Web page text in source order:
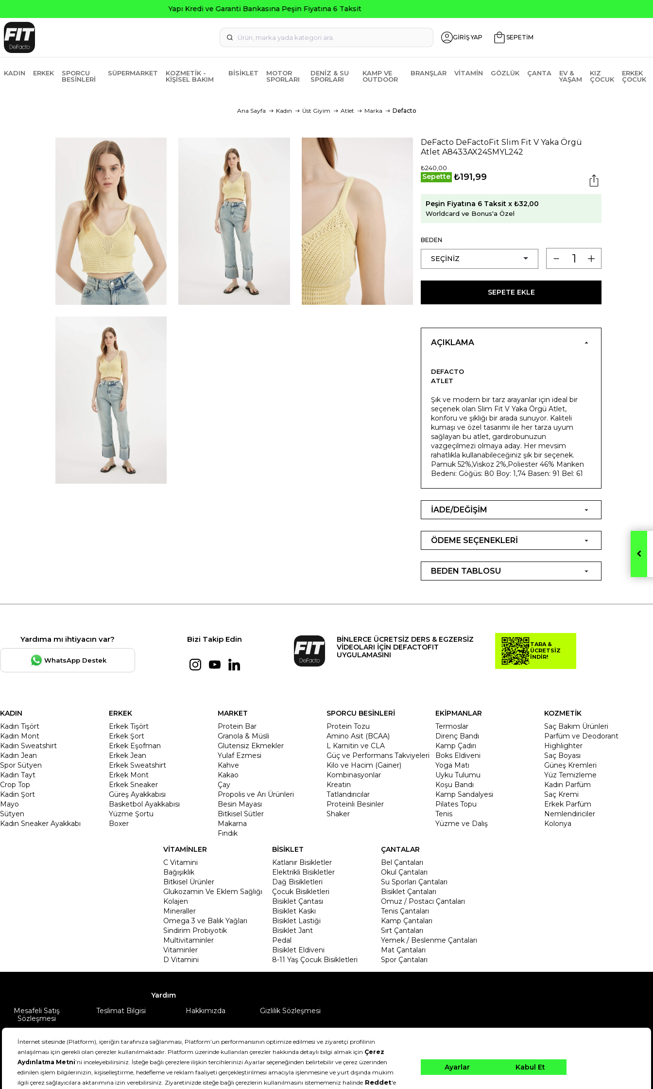
Seçili Ürünlerde ₺2000 Üzeri ₺200 İndirim Kodu: AGUSTOS200
GİRİŞ YAP SEPETİM
KADIN ERKEK
SPORCU
BESINLERI
SÜPERMARKET
KOZMETIK -
KIŞISEL BAKIM
BISIKLET
MOTOR
SPORLARI
DENIZ & SU
SPORLARI
KAMP VE
OUTDOOR
BRANŞLAR VITAMIN GÖZLÜK ÇANTA
EV &
YAŞAM
KIZ
ÇOCUK
ERKEK
ÇOCUK
Ana Sayfa Kadın Üst Giyim Atlet Marka Defacto
DeFacto DeFactoFit Slim Fit V Yaka Örgü
Atlet A8433AX24SMYL242
₺240,00
Sepette ₺191,99
Peşin Fiyatına 6 Taksit x ₺32,00
Worldcard ve Bonus'a Özel
BEDEN
SEPETE EKLE
AÇIKLAMA
DEFACTO
ATLET
Şık ve modern bir tarz arayanlar için ideal bir
seçenek olan Slim Fit V Yaka Örgü Atlet,
konforu ve şıklığı bir arada sunuyor. Kaliteli
kumaşı ve özel tasarımı ile her tarza uyum
sağlayan bu atlet, gardırobunuzun
vazgeçilmezi olmaya aday. Her mevsim
rahatlıkla kullanabileceğiniz şık bir seçenek.
Pamuk 52%,Viskoz 2%,Poliester 46% Manken
Bedeni: Göğüs: 80 Boy: 1,74 Basen: 91 Bel: 61
İADE/DEĞİŞİM
ÖDEME SEÇENEKLERİ
BEDEN TABLOSU
Yardıma mı ihtiyacın var?
WhatsApp Destek
Bizi Takip Edin
BİNLERCE ÜCRETSİZ DERS & EGZERSİZ
VİDEOLARI İÇİN DEFACTOFIT
UYGULAMASINI
TARA &
ÜCRETSİZ
İNDİR!
KADIN
Kadın Tişört
Kadın Mont
Kadın Sweatshirt
Kadın Jean
Spor Sütyen
Kadın Tayt
Crop Top
Kadin Şort
Mayo
Sütyen
Kadın Sneaker Ayakkabı
ERKEK
Erkek Tişört
Erkek Şort
Erkek Eşofman
Erkek Jean
Erkek Sweatshirt
Erkek Mont
Erkek Sneaker
Güreş Ayakkabısı
Basketbol Ayakkabısı
Yüzme Şortu
Boxer
MARKET
Protein Bar
Granola & Müsli
Glutensiz Ekmekler
Yulaf Ezmesi
Kahve
Kakao
Çay
Propolis ve Arı Ürünleri
Besin Mayası
Bitkisel Sütler
Makarna
Fındık
SPORCU BESİNLERİ
Protein Tozu
Amino Asit (BCAA)
L Karnitin ve CLA
Güç ve Performans Takviyeleri
Kilo ve Hacim (Gainer)
Kombinasyonlar
Kreatin
Tatlandırıcılar
Proteinli Besinler
Shaker
EKİPMANLAR
Termoslar
Direnç Bandı
Kamp Çadırı
Boks Eldiveni
Yoga Matı
Uyku Tulumu
Koşu Bandı
Kamp Sandalyesi
Pilates Topu
Tenis
Yüzme ve Dalış
KOZMETİK
Saç Bakım Ürünleri
Parfüm ve Deodorant
Highlighter
Saç Boyası
Güneş Kremleri
Yüz Temizleme
Kadın Parfüm
Saç Kremi
Erkek Parfüm
Nemlendiriciler
Kolonya
VİTAMİNLER
C Vitamini
Bağışıklık
Bitkisel Ürünler
Glukozamin Ve Eklem Sağlığı
Kolajen
Mineraller
Omega 3 ve Balık Yağları
Sindirim Probiyotik
Multivitaminler
Vitaminler
D Vitamini
BİSİKLET
Katlanır Bisikletler
Elektrikli Bisikletler
Dağ Bisikletleri
Çocuk Bisikletleri
Bisiklet Çantası
Bisiklet Kaskı
Bisiklet Lastiği
Bisiklet Jant
Pedal
Bisiklet Eldiveni
8-11 Yaş Çocuk Bisikletleri
ÇANTALAR
Bel Çantaları
Okul Çantaları
Su Sporları Çantaları
Bisiklet Çantaları
Omuz / Postacı Çantaları
Tenis Çantaları
Kamp Çantaları
Sırt Çantaları
Yemek / Beslenme Çantaları
Mat Çantaları
Spor Çantaları
Yardım
Mesafeli Satış
Sözleşmesi
Teslimat Bilgisi Hakkımızda Gizlilik Sözleşmesi